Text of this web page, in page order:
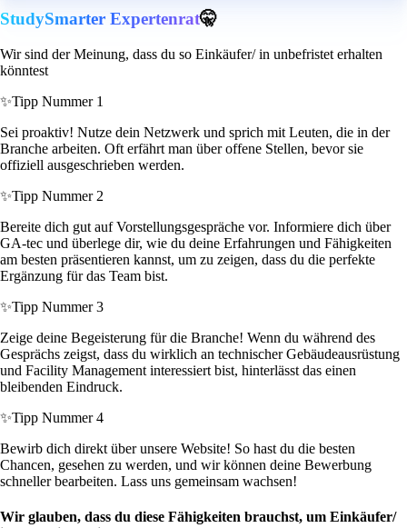
StudySmarter Expertenrat🤫
Wir sind der Meinung, dass du so Einkäufer/ in unbefristet erhalten
könntest
✨Tipp Nummer 1
Sei proaktiv! Nutze dein Netzwerk und sprich mit Leuten, die in der
Branche arbeiten. Oft erfährt man über offene Stellen, bevor sie
offiziell ausgeschrieben werden.
✨Tipp Nummer 2
Bereite dich gut auf Vorstellungsgespräche vor. Informiere dich über
GA-tec und überlege dir, wie du deine Erfahrungen und Fähigkeiten
am besten präsentieren kannst, um zu zeigen, dass du die perfekte
Ergänzung für das Team bist.
✨Tipp Nummer 3
Zeige deine Begeisterung für die Branche! Wenn du während des
Gesprächs zeigst, dass du wirklich an technischer Gebäudeausrüstung
und Facility Management interessiert bist, hinterlässt das einen
bleibenden Eindruck.
✨Tipp Nummer 4
Bewirb dich direkt über unsere Website! So hast du die besten
Chancen, gesehen zu werden, und wir können deine Bewerbung
schneller bearbeiten. Lass uns gemeinsam wachsen!
Wir glauben, dass du diese Fähigkeiten brauchst, um Einkäufer/